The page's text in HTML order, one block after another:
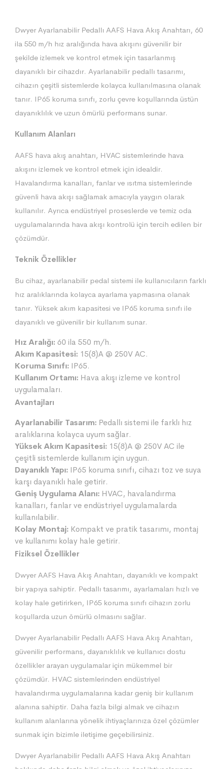
Dwyer Ayarlanabilir Pedallı AAFS Hava Akış Anahtarı, 60
ila 550 m/h hız aralığında hava akışını güvenilir bir
şekilde izlemek ve kontrol etmek için tasarlanmış
dayanıklı bir cihazdır. Ayarlanabilir pedallı tasarımı,
cihazın çeşitli sistemlerde kolayca kullanılmasına olanak
tanır. IP65 koruma sınıfı, zorlu çevre koşullarında üstün
dayanıklılık ve uzun ömürlü performans sunar.
Kullanım Alanları
AAFS hava akış anahtarı, HVAC sistemlerinde hava
akışını izlemek ve kontrol etmek için idealdir.
Havalandırma kanalları, fanlar ve ısıtma sistemlerinde
güvenli hava akışı sağlamak amacıyla yaygın olarak
kullanılır. Ayrıca endüstriyel proseslerde ve temiz oda
uygulamalarında hava akışı kontrolü için tercih edilen bir
çözümdür.
Teknik Özellikler
Bu cihaz, ayarlanabilir pedal sistemi ile kullanıcıların farklı
hız aralıklarında kolayca ayarlama yapmasına olanak
tanır. Yüksek akım kapasitesi ve IP65 koruma sınıfı ile
dayanıklı ve güvenilir bir kullanım sunar.
Hız Aralığı: 60 ila 550 m/h.
Akım Kapasitesi: 15(8)A @ 250V AC.
Koruma Sınıfı: IP65.
Kullanım Ortamı: Hava akışı izleme ve kontrol
uygulamaları.
Avantajları
Ayarlanabilir Tasarım: Pedallı sistemi ile farklı hız
aralıklarına kolayca uyum sağlar.
Yüksek Akım Kapasitesi: 15(8)A @ 250V AC ile
çeşitli sistemlerde kullanım için uygun.
Dayanıklı Yapı: IP65 koruma sınıfı, cihazı toz ve suya
karşı dayanıklı hale getirir.
Geniş Uygulama Alanı: HVAC, havalandırma
kanalları, fanlar ve endüstriyel uygulamalarda
kullanılabilir.
Kolay Montaj: Kompakt ve pratik tasarımı, montaj
ve kullanımı kolay hale getirir.
Fiziksel Özellikler
Dwyer AAFS Hava Akış Anahtarı, dayanıklı ve kompakt
bir yapıya sahiptir. Pedallı tasarımı, ayarlamaları hızlı ve
kolay hale getirirken, IP65 koruma sınıfı cihazın zorlu
koşullarda uzun ömürlü olmasını sağlar.
Dwyer Ayarlanabilir Pedallı AAFS Hava Akış Anahtarı,
güvenilir performans, dayanıklılık ve kullanıcı dostu
özellikler arayan uygulamalar için mükemmel bir
çözümdür. HVAC sistemlerinden endüstriyel
havalandırma uygulamalarına kadar geniş bir kullanım
alanına sahiptir. Daha fazla bilgi almak ve cihazın
kullanım alanlarına yönelik ihtiyaçlarınıza özel çözümler
sunmak için bizimle iletişime geçebilirsiniz.
Dwyer Ayarlanabilir Pedallı AAFS Hava Akış Anahtarı